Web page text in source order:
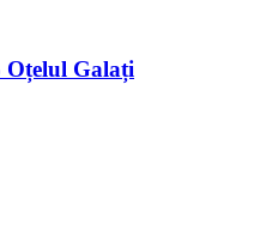
Oțelul Galați